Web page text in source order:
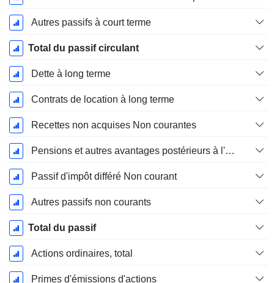
Autres passifs à court terme
Total du passif circulant
Dette à long terme
Contrats de location à long terme
Recettes non acquises Non courantes
Pensions et autres avantages postérieurs à l'emploi
Passif d'impôt différé Non courant
Autres passifs non courants
Total du passif
Actions ordinaires, total
Primes d'émissions d'actions